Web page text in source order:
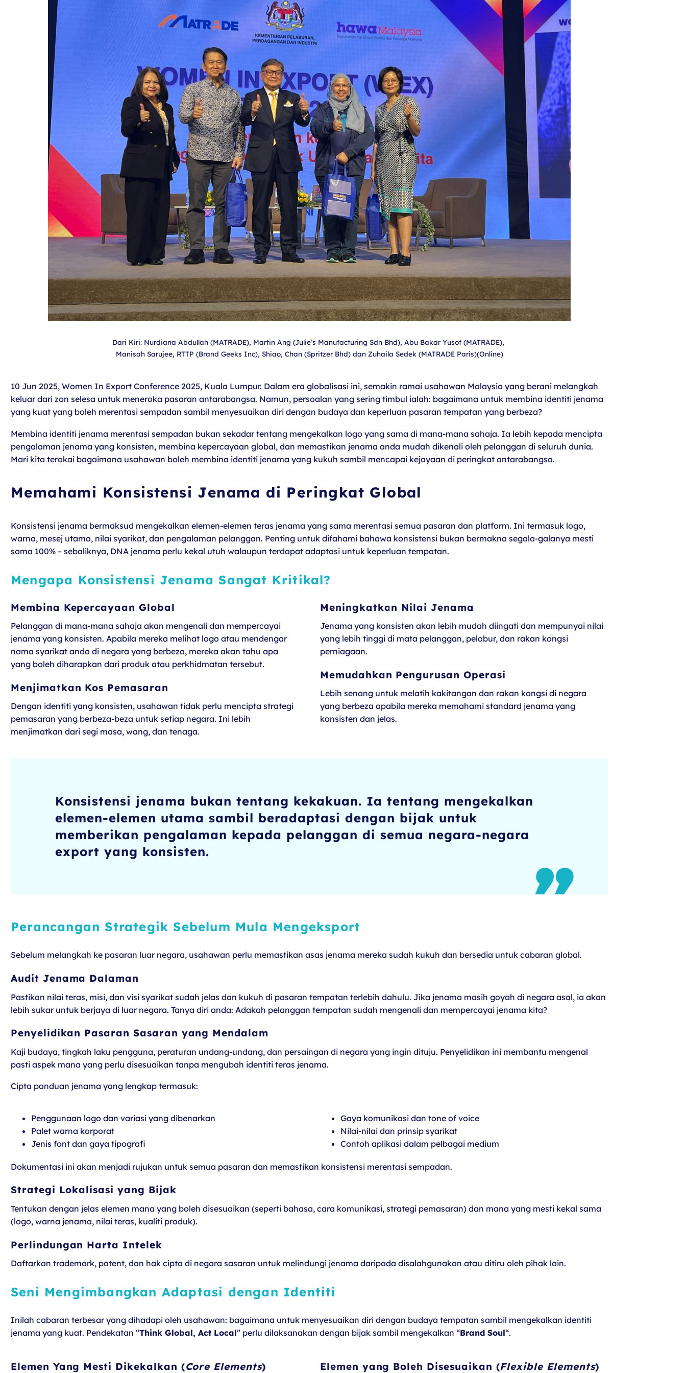
Dari Kiri: Nurdiana Abdullah (MATRADE), Martin Ang (Julie’s Manufacturing Sdn Bhd), Abu Bakar Yusof (MATRADE),
Manisah Sarujee, RTTP (Brand Geeks Inc), Shiao, Chan (Spritzer Bhd) dan Zuhaila Sedek (MATRADE Paris)(Online)
10 Jun 2025, Women In Export Conference 2025, Kuala Lumpur. Dalam era globalisasi ini, semakin ramai usahawan Malaysia yang berani melangkah
keluar dari zon selesa untuk meneroka pasaran antarabangsa. Namun, persoalan yang sering timbul ialah: bagaimana untuk membina identiti jenama
yang kuat yang boleh merentasi sempadan sambil menyesuaikan diri dengan budaya dan keperluan pasaran tempatan yang berbeza?
Membina identiti jenama merentasi sempadan bukan sekadar tentang mengekalkan logo yang sama di mana-mana sahaja. Ia lebih kepada mencipta
pengalaman jenama yang konsisten, membina kepercayaan global, dan memastikan jenama anda mudah dikenali oleh pelanggan di seluruh dunia.
Mari kita terokai bagaimana usahawan boleh membina identiti jenama yang kukuh sambil mencapai kejayaan di peringkat antarabangsa.
Memahami Konsistensi Jenama di Peringkat Global
Konsistensi jenama bermaksud mengekalkan elemen-elemen teras jenama yang sama merentasi semua pasaran dan platform. Ini termasuk logo,
warna, mesej utama, nilai syarikat, dan pengalaman pelanggan. Penting untuk difahami bahawa konsistensi bukan bermakna segala-galanya mesti
sama 100% – sebaliknya, DNA jenama perlu kekal utuh walaupun terdapat adaptasi untuk keperluan tempatan.
Mengapa Konsistensi Jenama Sangat Kritikal?
Membina Kepercayaan Global
Pelanggan di mana-mana sahaja akan mengenali dan mempercayai
jenama yang konsisten. Apabila mereka melihat logo atau mendengar
nama syarikat anda di negara yang berbeza, mereka akan tahu apa
yang boleh diharapkan dari produk atau perkhidmatan tersebut.
Menjimatkan Kos Pemasaran
Dengan identiti yang konsisten, usahawan tidak perlu mencipta strategi
pemasaran yang berbeza-beza untuk setiap negara. Ini lebih
menjimatkan dari segi masa, wang, dan tenaga.
Meningkatkan Nilai Jenama
Jenama yang konsisten akan lebih mudah diingati dan mempunyai nilai
yang lebih tinggi di mata pelanggan, pelabur, dan rakan kongsi
perniagaan.
Memudahkan Pengurusan Operasi
Lebih senang untuk melatih kakitangan dan rakan kongsi di negara
yang berbeza apabila mereka memahami standard jenama yang
konsisten dan jelas.
Konsistensi jenama bukan tentang kekakuan. Ia tentang mengekalkan
elemen-elemen utama sambil beradaptasi dengan bijak untuk
memberikan pengalaman kepada pelanggan di semua negara-negara
export yang konsisten.
Perancangan Strategik Sebelum Mula Mengeksport
Sebelum melangkah ke pasaran luar negara, usahawan perlu memastikan asas jenama mereka sudah kukuh dan bersedia untuk cabaran global.
Audit Jenama Dalaman
Pastikan nilai teras, misi, dan visi syarikat sudah jelas dan kukuh di pasaran tempatan terlebih dahulu. Jika jenama masih goyah di negara asal, ia akan
lebih sukar untuk berjaya di luar negara. Tanya diri anda: Adakah pelanggan tempatan sudah mengenali dan mempercayai jenama kita?
Penyelidikan Pasaran Sasaran yang Mendalam
Kaji budaya, tingkah laku pengguna, peraturan undang-undang, dan persaingan di negara yang ingin dituju. Penyelidikan ini membantu mengenal
pasti aspek mana yang perlu disesuaikan tanpa mengubah identiti teras jenama.
Cipta panduan jenama yang lengkap termasuk:
Penggunaan logo dan variasi yang dibenarkan
Palet warna korporat
Jenis font dan gaya tipografi
Gaya komunikasi dan tone of voice
Nilai-nilai dan prinsip syarikat
Contoh aplikasi dalam pelbagai medium
Dokumentasi ini akan menjadi rujukan untuk semua pasaran dan memastikan konsistensi merentasi sempadan.
Strategi Lokalisasi yang Bijak
Tentukan dengan jelas elemen mana yang boleh disesuaikan (seperti bahasa, cara komunikasi, strategi pemasaran) dan mana yang mesti kekal sama
(logo, warna jenama, nilai teras, kualiti produk).
Perlindungan Harta Intelek
Daftarkan trademark, patent, dan hak cipta di negara sasaran untuk melindungi jenama daripada disalahgunakan atau ditiru oleh pihak lain.
Seni Mengimbangkan Adaptasi dengan Identiti
Inilah cabaran terbesar yang dihadapi oleh usahawan: bagaimana untuk menyesuaikan diri dengan budaya tempatan sambil mengekalkan identiti
jenama yang kuat. Pendekatan “Think Global, Act Local” perlu dilaksanakan dengan bijak sambil mengekalkan “Brand Soul“.
Elemen Yang Mesti Dikekalkan (Core Elements) Elemen yang Boleh Disesuaikan (Flexible Elements)